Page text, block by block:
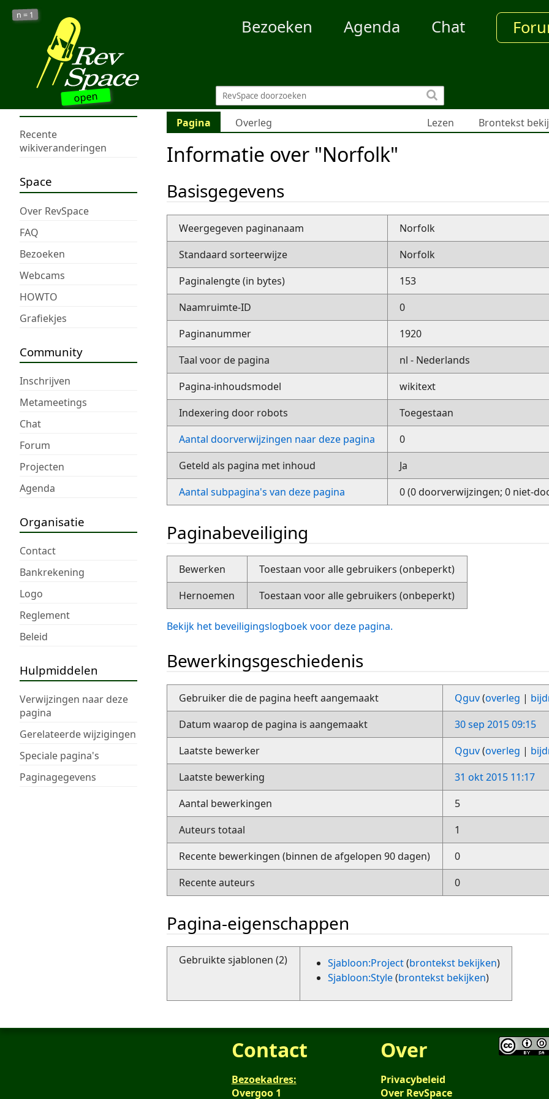
open
n = 1
Bezoeken Agenda Chat
Recente
wikiveranderingen
Space
Over RevSpace
FAQ
Bezoeken
Webcams
HOWTO
Grafiekjes
Community
Inschrijven
Metameetings
Chat
Forum
Projecten
Agenda
Organisatie
Contact
Bankrekening
Logo
Reglement
Beleid
Hulpmiddelen
Verwijzingen naar deze
pagina
Gerelateerde wijzigingen
Speciale pagina's
Paginagegevens
Pagina Overleg Lezen Brontekst
Informatie over "Norfolk"
Basisgegevens
Weergegeven paginanaam
Norfolk
Standaard sorteerwijze
Norfolk
Paginalengte (in bytes)
153
Naamruimte-ID
0
Paginanummer
1920
Taal voor de pagina
nl - Nederlands
Pagina-inhoudsmodel
wikitext
Indexering door robots
Toegestaan
Aantal doorverwijzingen naar deze pagina
0
Geteld als pagina met inhoud
Ja
Aantal subpagina's van deze pagina
0 (0 doorverwijzingen; 0 niet-
Paginabeveiliging
Bewerken
Toestaan voor alle gebruikers (onbeperkt)
Hernoemen
Toestaan voor alle gebruikers (onbeperkt)
Bekijk het beveiligingslogboek voor deze pagina.
Bewerkingsgeschiedenis
Gebruiker die de pagina heeft aangemaakt Qguv(overleg |
Datum waarop de pagina is aangemaakt
30 sep 2015 09:15
Laatste bewerker
Qguv(overleg |
Laatste bewerking
31 okt 2015 11:17
Aantal bewerkingen
5
Auteurs totaal
1
Recente bewerkingen (binnen de afgelopen 90 dagen)
0
Recente auteurs
0
Pagina-eigenschappen
Gebruikte sjablonen (2) Sjabloon:Project(brontekst bekijken)
Sjabloon:Style(brontekst bekijken)
Contact
Bezoekadres:
Overgoo 1
Over
Privacybeleid
Over RevSpace